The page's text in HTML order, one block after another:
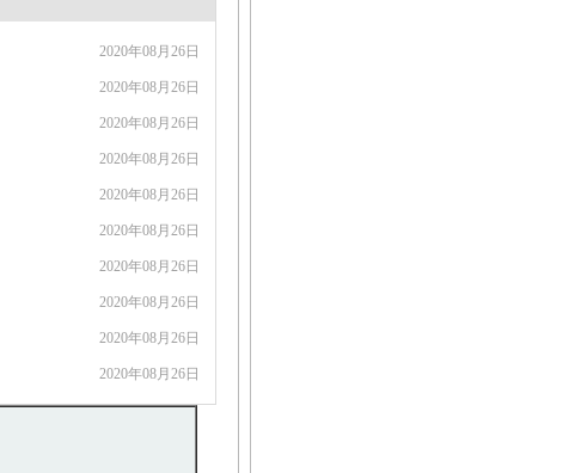
2020年08月26日
2020年08月26日
2020年08月26日
2020年08月26日
2020年08月26日
2020年08月26日
2020年08月26日
2020年08月26日
2020年08月26日
2020年08月26日